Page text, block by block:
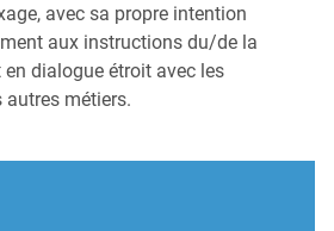
avec sa propre intention
aux instructions du/de la
en dialogue étroit avec les
autres métiers.